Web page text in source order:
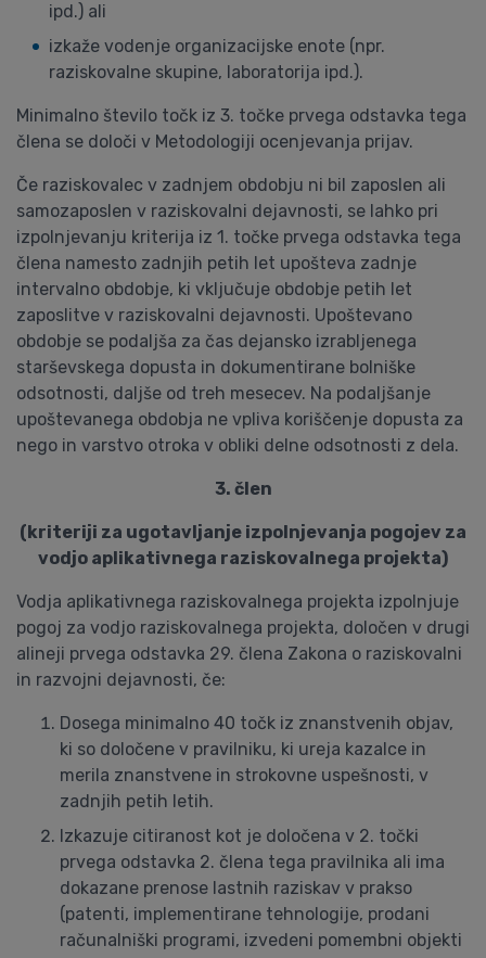
ipd.) ali
izkaže vodenje organizacijske enote (npr.
raziskovalne skupine, laboratorija ipd.).
Minimalno število točk iz 3. točke prvega odstavka tega
člena se določi v Metodologiji ocenjevanja prijav.
Če raziskovalec v zadnjem obdobju ni bil zaposlen ali
samozaposlen v raziskovalni dejavnosti, se lahko pri
izpolnjevanju kriterija iz 1. točke prvega odstavka tega
člena namesto zadnjih petih let upošteva zadnje
intervalno obdobje, ki vključuje obdobje petih let
zaposlitve v raziskovalni dejavnosti. Upoštevano
obdobje se podaljša za čas dejansko izrabljenega
starševskega dopusta in dokumentirane bolniške
odsotnosti, daljše od treh mesecev. Na podaljšanje
upoštevanega obdobja ne vpliva koriščenje dopusta za
nego in varstvo otroka v obliki delne odsotnosti z dela.
3. člen
(kriteriji za ugotavljanje izpolnjevanja pogojev za
vodjo aplikativnega raziskovalnega projekta)
Vodja aplikativnega raziskovalnega projekta izpolnjuje
pogoj za vodjo raziskovalnega projekta, določen v drugi
alineji prvega odstavka 29. člena Zakona o raziskovalni
in razvojni dejavnosti, če:
Dosega minimalno 40 točk iz znanstvenih objav,
ki so določene v pravilniku, ki ureja kazalce in
merila znanstvene in strokovne uspešnosti, v
zadnjih petih letih.
Izkazuje citiranost kot je določena v 2. točki
prvega odstavka 2. člena tega pravilnika ali ima
dokazane prenose lastnih raziskav v prakso
(patenti, implementirane tehnologije, prodani
računalniški programi, izvedeni pomembni objekti